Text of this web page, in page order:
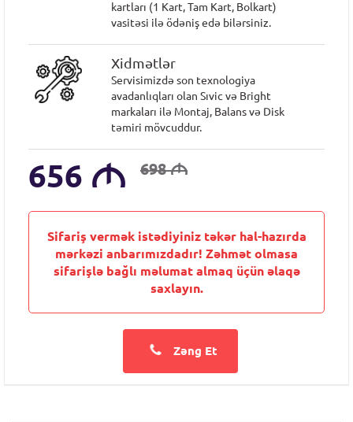
kartları (1 Kart, Tam Kart, Bolkart)
vasitəsi ilə ödəniş edə bilərsiniz.
Xidmətlər
Servisimizdə son texnologiya
avadanlıqları olan Sıvic və Bright
markaları ilə Montaj, Balans və Disk
təmiri mövcuddur.
656 M 698M
Sifariş vermək istədiyiniz təkər hal-hazırda
mərkəzi anbarımızdadır! Zəhmət olmasa
sifarişlə bağlı məlumat almaq üçün əlaqə
saxlayın.
Zəng Et